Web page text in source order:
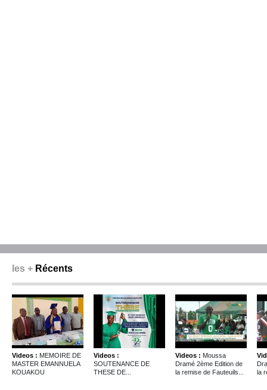
les + Récents
Videos : MEMOIRE DE
MASTER EMANNUELA
KOUAKOU
Videos :
SOUTENANCE DE
THESE DE...
Videos : Moussa
Dramé 2ème Edition de
la remise de Fauteuils...
la